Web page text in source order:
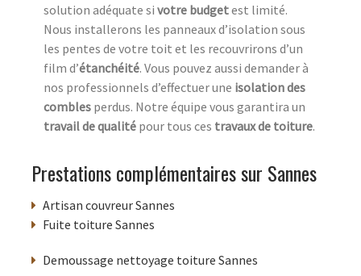
solution adéquate si votre budgetest limité.
Nous installerons les panneaux d’isolation sous
les pentes de votre toit et les recouvrirons d’un
film d’étanchéité. Vous pouvez aussi demander à
nos professionnels d’effectuer une isolation des
combles perdus. Notre équipe vous garantira un
travail de qualité pour tous ces travaux de toiture.
Prestations complémentaires sur Sannes
Artisan couvreur Sannes
Fuite toiture Sannes
Demoussage nettoyage toiture Sannes